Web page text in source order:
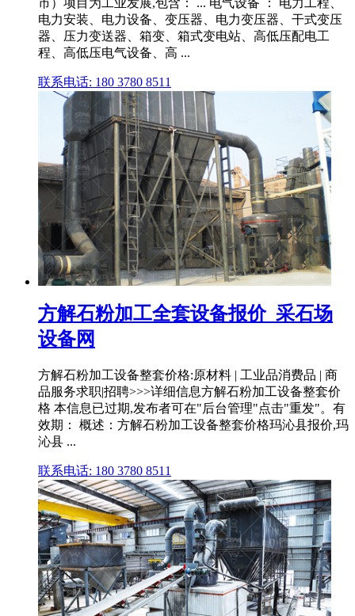
电力安装、电力设备、变压器、电力变压器、干式变压
器、压力变送器、箱变、箱式变电站、高低压配电工
程、高低压电气设备、高 ...
联系电话: 180 3780 8511
方解石粉加工全套设备报价_采石场
设备网
方解石粉加工设备整套价格:原材料 | 工业品消费品 | 商
品服务求职|招聘>>>详细信息方解石粉加工设备整套价
格 本信息已过期,发布者可在"后台管理"点击"重发"。有
效期： 概述：方解石粉加工设备整套价格玛沁县报价,玛
沁县 ...
联系电话: 180 3780 8511